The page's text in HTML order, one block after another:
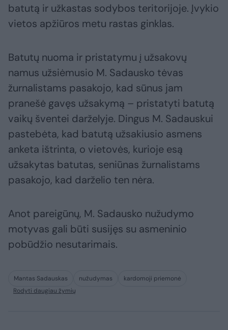
batutą ir užkastas sodybos teritorijoje. Įvykio
vietos apžiūros metu rastas ginklas.
Batutų nuoma ir pristatymu į užsakovų
namus užsiėmusio M. Sadausko tėvas
žurnalistams pasakojo, kad sūnus jam
pranešė gavęs užsakymą – pristatyti batutą
vaikų šventei darželyje. Dingus M. Sadauskui
pastebėta, kad batutą užsakiusio asmens
anketa ištrinta, o vietovės, kurioje esą
užsakytas batutas, seniūnas žurnalistams
pasakojo, kad darželio ten nėra.
Anot pareigūnų, M. Sadausko nužudymo
motyvas gali būti susijęs su asmeninio
pobūdžio nesutarimais.
Mantas Sadauskas nužudymas
kardomoji priemonė
Rodyti daugiau žymių